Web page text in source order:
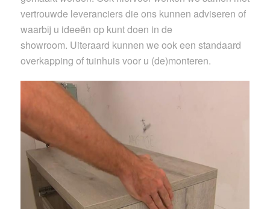
vertrouwde leveranciers die ons kunnen adviseren of
waarbij u ideeën op kunt doen in de
showroom. Uiteraard kunnen we ook een standaard
overkapping of tuinhuis voor u (de)monteren.